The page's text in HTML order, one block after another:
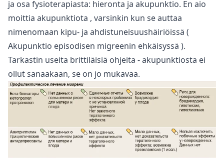
ja osa fysioterapiasta: hieronta ja akupunktio. En aio
moittia akupunktiota , varsinkin kun se auttaa
nimenomaan kipu- ja ahdistuneisuushäiriöissä (
Akupunktio episodisen migreenin ehkäisyssä ).
Tarkastin useita brittiläisiä ohjeita - akupunktiosta ei
ollut sanaakaan, se on jo mukavaa.